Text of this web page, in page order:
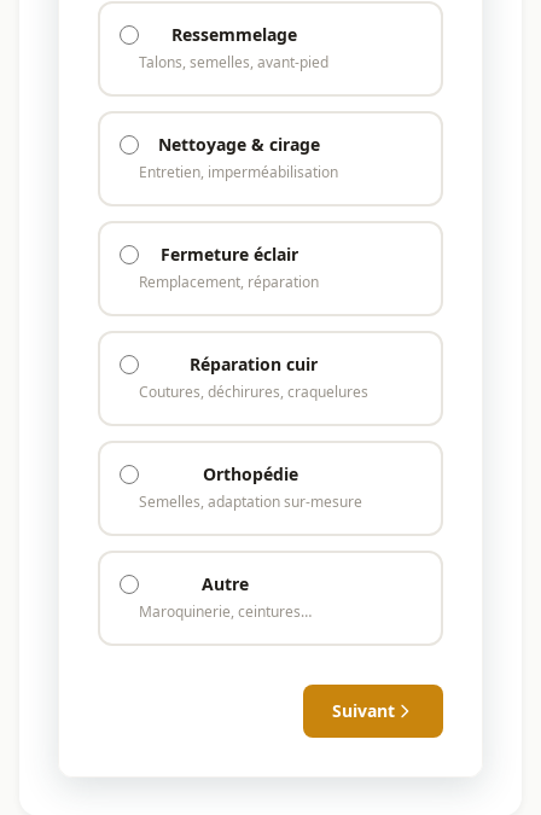
Ressemmelage
Talons, semelles, avant-pied
Nettoyage & cirage
Entretien, imperméabilisation
Fermeture éclair
Remplacement, réparation
Réparation cuir
Coutures, déchirures, craquelures
Orthopédie
Semelles, adaptation sur-mesure
Autre
Maroquinerie, ceintures…
Suivant